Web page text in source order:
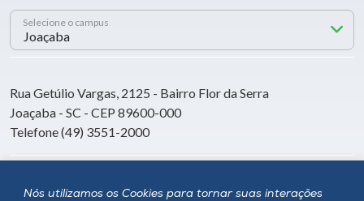
Nós utilizamos os Cookies para tornar suas interações
Selecione o campus
Rua Getúlio Vargas, 2125 - Bairro Flor da Serra
Joaçaba - SC - CEP 89600-000
Telefone (49) 3551-2000
Siga a Unoesc